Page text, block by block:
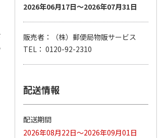
2026年06月17日～2026年07月31日
販売者：（株）郵便局物販サービス
TEL： 0120-92-2310
配送情報
配送期間
2026年08月22日～2026年09月01日